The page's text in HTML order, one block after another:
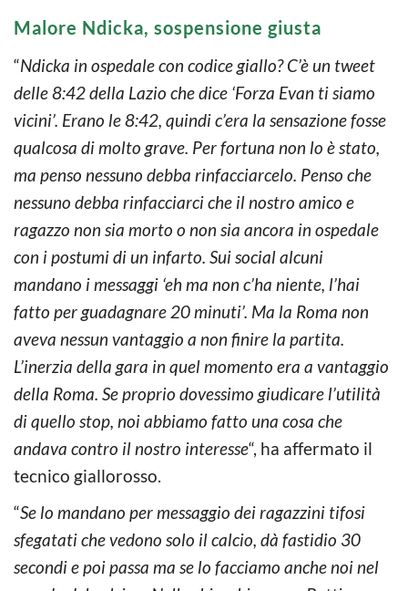
Malore Ndicka, sospensione giusta
“Ndicka in ospedale con codice giallo? C’è un tweet
delle 8:42 della Lazio che dice ‘Forza Evan ti siamo
vicini’. Erano le 8:42, quindi c’era la sensazione fosse
qualcosa di molto grave. Per fortuna non lo è stato,
ma penso nessuno debba rinfacciarcelo. Penso che
nessuno debba rinfacciarci che il nostro amico e
ragazzo non sia morto o non sia ancora in ospedale
con i postumi di un infarto. Sui social alcuni
mandano i messaggi ‘eh ma non c’ha niente, l’hai
fatto per guadagnare 20 minuti’. Ma la Roma non
aveva nessun vantaggio a non finire la partita.
L’inerzia della gara in quel momento era a vantaggio
della Roma. Se proprio dovessimo giudicare l’utilità
di quello stop, noi abbiamo fatto una cosa che
andava contro il nostro interesse“, ha affermato il
tecnico giallorosso.
“Se lo mandano per messaggio dei ragazzini tifosi
sfegatati che vedono solo il calcio, dà fastidio 30
secondi e poi passa ma se lo facciamo anche noi nel